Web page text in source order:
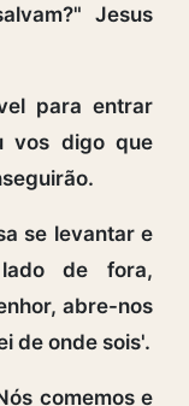
Jesus
para entrar
vos digo que
se levantar e
de fora,
abre-nos
de onde sois'.
comemos e